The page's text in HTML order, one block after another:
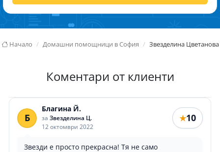
Начало Домашни помощници в София Звезделина Цветанова
Коментари от клиенти
Б
Благина Й.
за Звезделина Ц.
12 октомври 2022
★10
Звезди е просто прекрасна! Тя не само